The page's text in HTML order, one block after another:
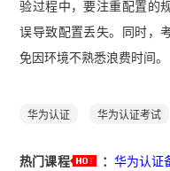
验过程中，要注重配置的
误导致配置丢失。同时，
免因环境不熟悉浪费时间。
华为认证 华为认证考试
热门课程 ： 华为认证